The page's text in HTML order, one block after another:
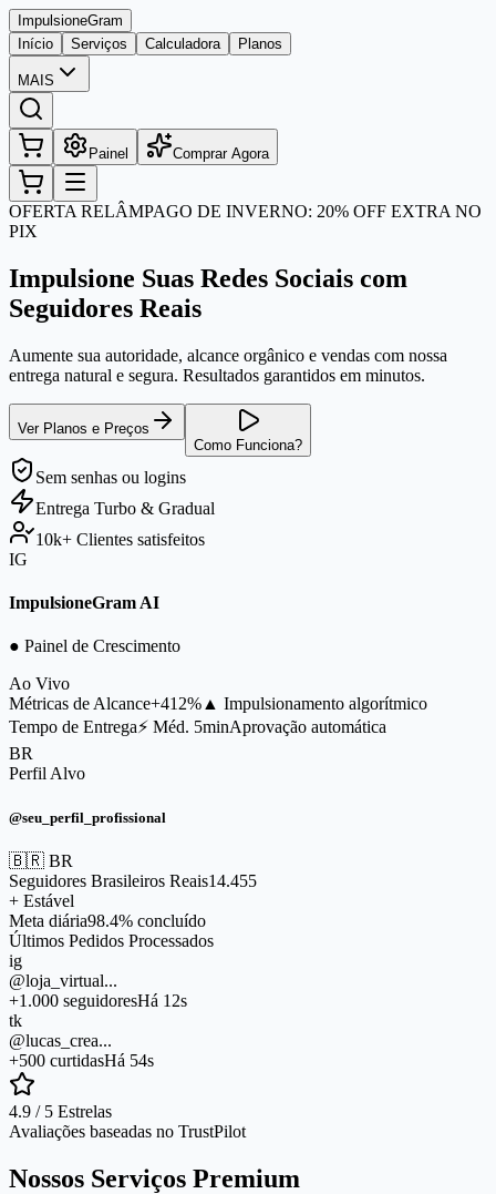
ImpulsioneGram
Início
Serviços Calculadora Planos
MAIS
Painel Comprar Agora
OFERTA RELÂMPAGO DE INVERNO: 20% OFF EXTRA NO
PIX
Impulsione Suas Redes Sociais com
Seguidores Reais
Aumente sua autoridade, alcance orgânico e vendas com nossa
entrega natural e segura. Resultados garantidos em minutos.
Ver Planos e Preços
Como Funciona?
Sem senhas ou logins
Entrega Turbo & Gradual
10k+ Clientes satisfeitos
IG
ImpulsioneGram AI
● Painel de Crescimento
Ao Vivo
Métricas de Alcance+412% ▲ Impulsionamento algorítmico
Tempo de Entrega⚡ Méd. 5minAprovação automática
BR
Perfil Alvo
@seu_perfil_profissional
🇧🇷 BR
Seguidores Brasileiros Reais14.455
+ Estável
Meta diária98.4% concluído
Últimos Pedidos Processados
ig
@loja_virtual...
+1.000 seguidoresHá 12s
tk
@lucas_crea...
+500 curtidasHá 54s
4.9 / 5 Estrelas
Avaliações baseadas no TrustPilot
Nossos Serviços Premium